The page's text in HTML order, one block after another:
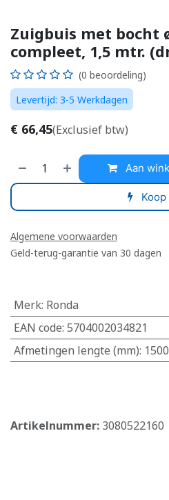
Zuigbuis met bocht
compleet, 1,5 mtr.
(0 beoordeling)
Levertijd: 3-5 Werkdagen
€ 66,45(Exclusief btw)
Aan
Koop
Algemene voorwaarden
Geld-terug-garantie van 30 dagen
Merk: Ronda
EAN code: 5704002034821
Afmetingen lengte (mm): 1500
Artikelnummer: 3080522160